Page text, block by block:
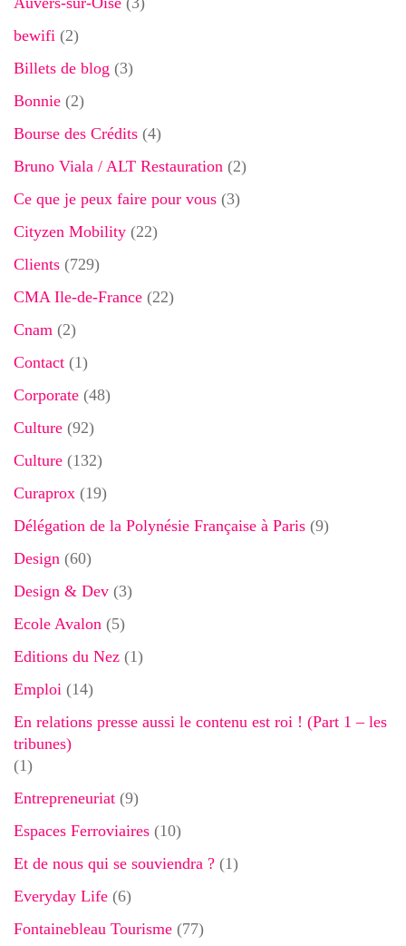
bewifi (2)
Billets de blog (3)
Bonnie (2)
Bourse des Crédits (4)
Bruno Viala / ALT Restauration (2)
Ce que je peux faire pour vous (3)
Cityzen Mobility (22)
Clients (729)
CMA Ile-de-France (22)
Cnam (2)
Contact (1)
Corporate (48)
Culture (92)
Culture (132)
Curaprox (19)
Délégation de la Polynésie Française à Paris (9)
Design (60)
Design & Dev (3)
Ecole Avalon (5)
Editions du Nez (1)
Emploi (14)
En relations presse aussi le contenu est roi ! (Part 1 – les
tribunes)
(1)
Entrepreneuriat (9)
Espaces Ferroviaires (10)
Et de nous qui se souviendra ? (1)
Everyday Life (6)
Fontainebleau Tourisme (77)